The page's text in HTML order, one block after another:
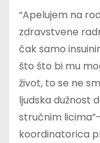
“Apelujem na
zdravstvene
čak samo
što što bi mu
život, to se ne
ljudska dužnost
stručnim
koordinatorica